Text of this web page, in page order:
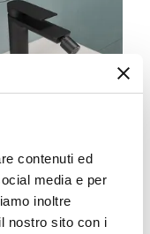
contenuti ed
media e per
inoltre
nostro sito con i
ITA-BN
bidet 13,4h cm
– Iota